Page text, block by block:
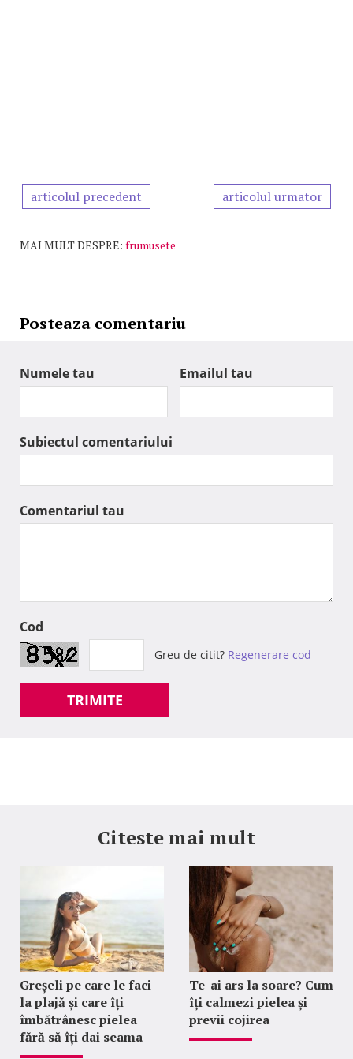
articolul precedent articolul urmator
MAI MULT DESPRE: frumusete
Posteaza comentariu
Numele tau Emailul tau
Subiectul comentariului
Comentariul tau
Cod
Greu de citit? Regenerare cod
TRIMITE
Citeste mai mult
Greșeli pe care le faci
la plajă și care îți
îmbătrânesc pielea
fără să îți dai seama
Te-ai ars la soare? Cum
îți calmezi pielea și
previi cojirea